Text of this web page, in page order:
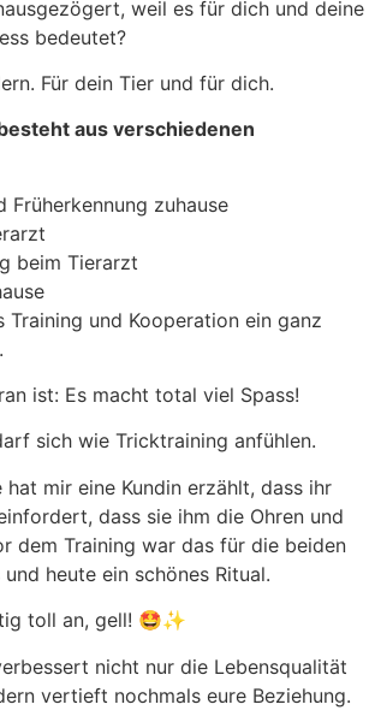
weil es für dich und deine
bedeutet?
Für dein Tier und für dich.
aus verschiedenen
Früherkennung zuhause
beim Tierarzt
Training und Kooperation ein ganz
ist: Es macht total viel Spass!
sich wie Tricktraining anfühlen.
mir eine Kundin erzählt, dass ihr
dass sie ihm die Ohren und
dem Training war das für die beiden
heute ein schönes Ritual.
toll an, gell! 🤩✨
nicht nur die Lebensqualität
vertieft nochmals eure Beziehung.